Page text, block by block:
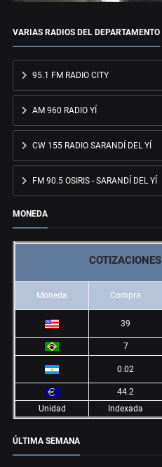
VARIAS RADIOS DEL DEPARTAMENTO
95.1 FM RADIO CITY
AM 960 RADIO YÍ
CW 155 RADIO SARANDÍ DEL YÍ
FM 90.5 OSIRIS - SARANDÍ DEL YÍ
MONEDA
COTIZACIONES
Moneda Compra
39
7
0.02
44.2
Unidad
Indexada
ÚLTIMA SEMANA